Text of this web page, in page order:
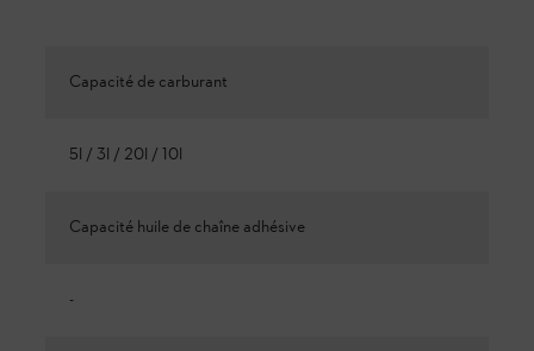
Capacité de carburant
5l / 3l / 20l / 10l
Capacité huile de chaîne adhésive
-